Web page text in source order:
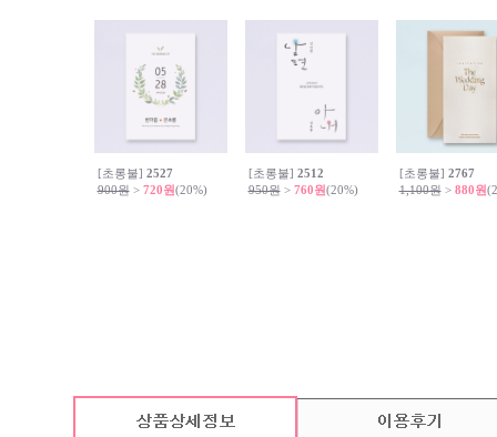
[초롱불] 2527
900원> 720원(20%)
[초롱불] 2512
950원> 760원(20%)
[초롱불] 2767
1,100원> 880원
카드 기본구성
(상품의 기본구성은 카드, 봉투, 스티커로 이루어져 있습니다.)